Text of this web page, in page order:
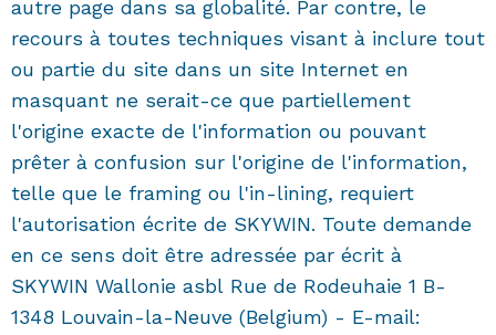
autre page dans sa globalité. Par contre, le
recours à toutes techniques visant à inclure tout
ou partie du site dans un site Internet en
masquant ne serait-ce que partiellement
l'origine exacte de l'information ou pouvant
prêter à confusion sur l'origine de l'information,
telle que le framing ou l'in-lining, requiert
l'autorisation écrite de SKYWIN. Toute demande
en ce sens doit être adressée par écrit à
SKYWIN Wallonie asbl Rue de Rodeuhaie 1 B-
1348 Louvain-la-Neuve (Belgium) - E-mail: